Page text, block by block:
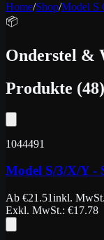
Home/Shop/Model S
📦
Onderstel &
Produkte (48)
1044491
Model S/3/X/Y -
Ab €21.51inkl. MwSt.
Exkl. MwSt.: €17.78